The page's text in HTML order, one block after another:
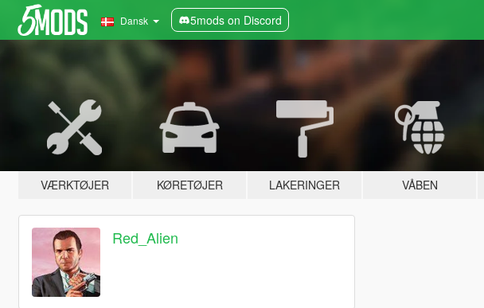
Dansk 5mods on Discord
VÆRKTØJER KØRETØJER LAKERINGER VÅBEN
Red_Alien